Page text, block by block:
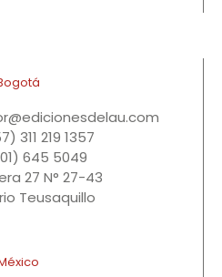
311 219 1357
645 5049
27 N° 27-43
Teusaquillo